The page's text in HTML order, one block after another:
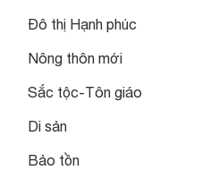
Đô thị Hạnh phúc
Nông thôn mới
Sắc tộc-Tôn giáo
Di sản
Bảo tồn